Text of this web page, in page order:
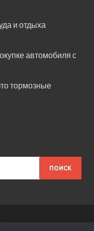
и отдыха
автомобиля с
тормозные